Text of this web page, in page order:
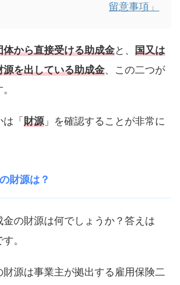
留意事項」
から直接受ける助成金と、 国又は
を出している助成金、この二つが
「 財源」を確認することが非常に
財源は？
の財源は何でしょうか？答えは
。
財源は事業主が拠出する雇用保険二